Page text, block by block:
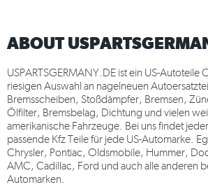
ABOUT
USPARTSGERMANY.DE ist ein US-Autoteile
riesigen Auswahl an nagelneuen
Bremsscheiben, Stoßdämpfer, Bremsen,
Ölfilter, Bremsbelag, Dichtung und vielen
amerikanische Fahrzeuge. Bei uns findet
passende Kfz Teile für jede US-Automarke.
Chrysler, Pontiac, Oldsmobile, Hummer,
AMC, Cadillac, Ford und auch alle anderen
Automarken.